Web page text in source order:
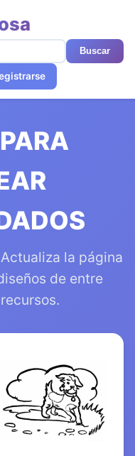
Buscar
la página
de entre